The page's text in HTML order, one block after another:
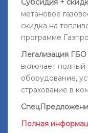
Субсидия +
метановое
скидка на
программе
Легализация
включает
оборудование,
страхование в
Полная